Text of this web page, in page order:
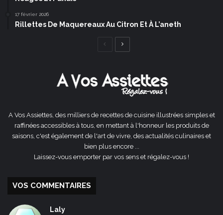
17 février 2026
Rillettes De Maquereaux Au Citron Et À L’aneth
Page
A Vos Assiettes, des milliers de recettes de cuisine illustrées simples et
raffinées accessibles à tous, en mettant à l'honneur les produits de
saisons, c'est également de l'art de vivre, des actualités culinaires et
bien plus encore ...
Laissez-vous emporter par vos sens et régalez-vous !
VOS COMMENTAIRES
Laly